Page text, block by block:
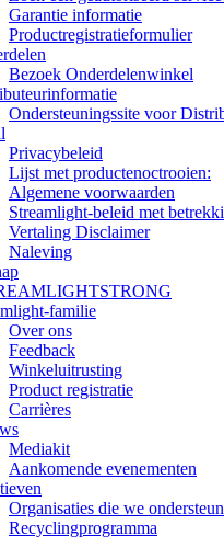
Garantie informatie
Productregistratieformulier
Bezoek Onderdelenwinkel
Ondersteuningssite voor
Privacybeleid
Lijst met productenoctrooien:
Algemene voorwaarden
Streamlight-beleid met
Vertaling Disclaimer
Naleving
familie
Over ons
Feedback
Winkeluitrusting
Product registratie
Carrières
Mediakit
Aankomende evenementen
Organisaties die we
Recyclingprogramma